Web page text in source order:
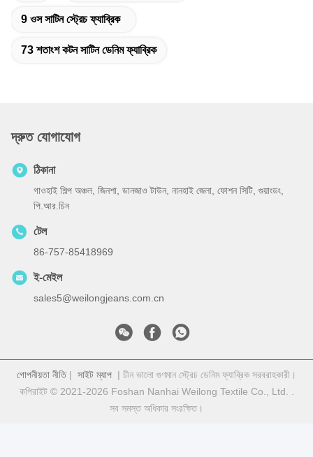
9 ওস সাটিন স্ট্রেচ ফ্যাব্রিক
73 শতাংশ কটন সাটিন ডেনিম ফ্যাব্রিক
দ্রুত যোগাযোগ
ঠিকানা
গাওহাই শিল্প অঞ্চল, জিনশা, ডানজাও টাউন, নানহাই জেলা, ফোশন সিটি, গুয়াংডং,
পি.আর.চিন
টেল
86-757-85418969
ই-মেইল
sales5@weilongjeans.com.cn
গোপনীয়তা নীতি| সাইট ম্যাপ | চীন ভালো গুণমান স্ট্রেচ ডেনিম ফ্যাব্রিক সরবরাহকারী।
কপিরাইট © 2021-2026 Foshan Nanhai Weilong Textile Co., Ltd. .
সব সমস্ত অধিকার সংরক্ষিত।